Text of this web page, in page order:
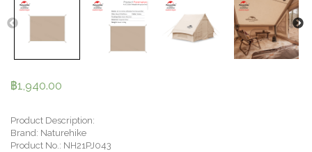
฿1,940.00
Product Description:
Brand: Naturehike
Product No.: NH21PJ043